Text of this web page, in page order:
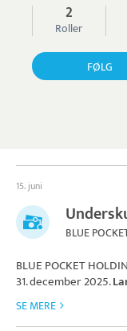
2
Roller
FØLG
15. juni
BLUE
BLUE POCKET
31. december 2025.
SE MERE